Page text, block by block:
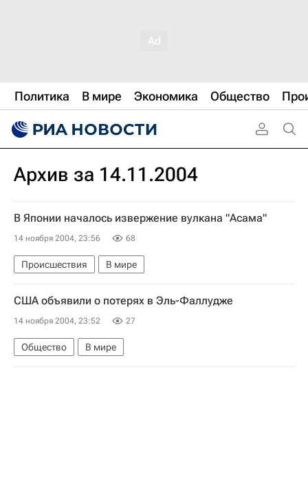
Политика В мире Экономика Общество
Архив за 14.11.2004
В Японии началось извержение вулкана "Асама"
14 ноября 2004, 23:56 68
Происшествия В мире
США объявили о потерях в Эль-Фаллудже
14 ноября 2004, 23:52 27
Общество В мире